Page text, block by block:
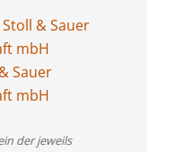
& Sauer
mbH
Sauer
mbH
der jeweils